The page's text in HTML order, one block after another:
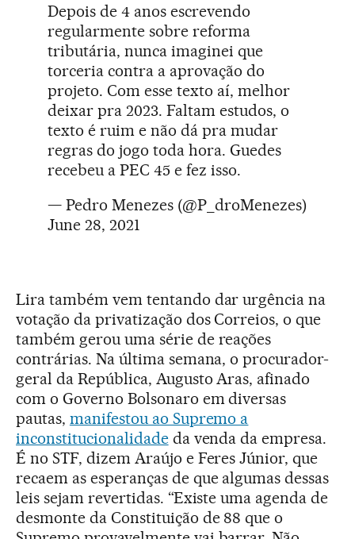
Depois de 4 anos escrevendo
regularmente sobre reforma
tributária, nunca imaginei que
torceria contra a aprovação do
projeto. Com esse texto aí, melhor
deixar pra 2023. Faltam estudos, o
texto é ruim e não dá pra mudar
regras do jogo toda hora. Guedes
recebeu a PEC 45 e fez isso.
— Pedro Menezes (@P_droMenezes)
June 28, 2021
Lira também vem tentando dar urgência na
votação da privatização dos Correios, o que
também gerou uma série de reações
contrárias. Na última semana, o procurador-
geral da República, Augusto Aras, afinado
com o Governo Bolsonaro em diversas
pautas, manifestou ao Supremo a
inconstitucionalidadeda venda da empresa.
É no STF, dizem Araújo e Feres Júnior, que
recaem as esperanças de que algumas dessas
leis sejam revertidas. “Existe uma agenda de
desmonte da Constituição de 88 que o